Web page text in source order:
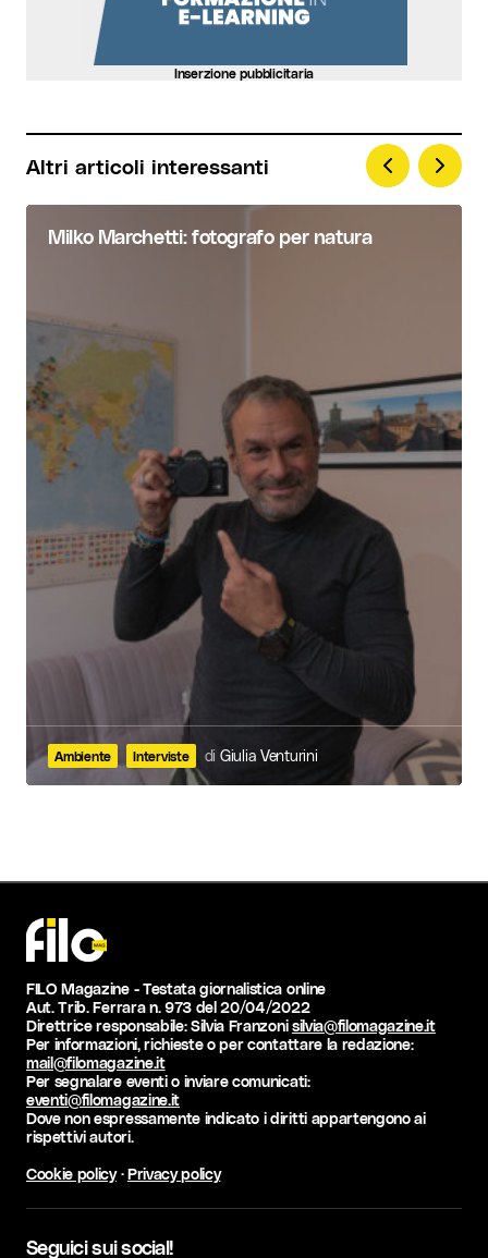
Inserzione pubblicitaria
Altri articoli interessanti
Milko Marchetti: fotografo per natura
Ambiente Interviste di Giulia Venturini
FILO Magazine - Testata giornalistica online
Aut. Trib. Ferrara n. 973 del 20/04/2022
Direttrice responsabile: Silvia Franzonisilvia@filomagazine.it
Per informazioni, richieste o per contattare la redazione:
mail@filomagazine.it
Per segnalare eventi o inviare comunicati:
eventi@filomagazine.it
Dove non espressamente indicato i diritti appartengono ai
rispettivi autori.
Cookie policy·Privacy policy
Seguici sui social!